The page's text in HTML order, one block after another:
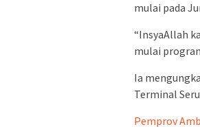
mulai pada
“InsyaAllah
mulai
Ia
Terminal
Pemprov